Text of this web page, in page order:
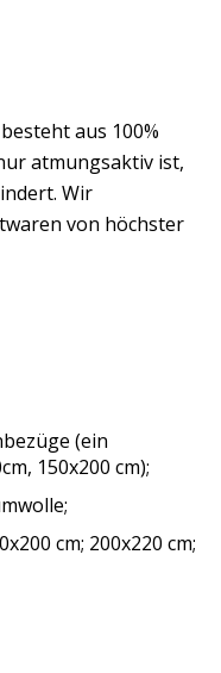
aus 100%
atmungsaktiv ist,
Wir
von höchster
(ein
150x200 cm);
cm; 200x220 cm;